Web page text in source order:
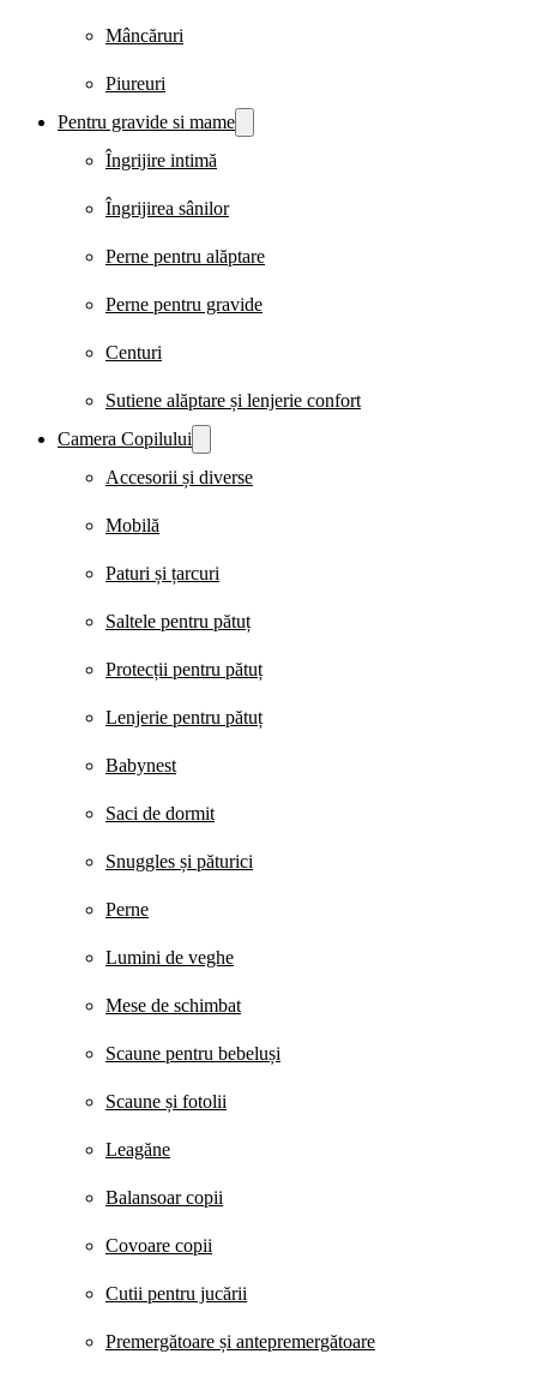
Mâncăruri
Piureuri
Pentru gravide si mame
Îngrijire intimă
Îngrijirea sânilor
Perne pentru alăptare
Perne pentru gravide
Centuri
Sutiene alăptare și lenjerie confort
Camera Copilului
Accesorii și diverse
Mobilă
Paturi și țarcuri
Saltele pentru pătuț
Protecții pentru pătuț
Lenjerie pentru pătuț
Babynest
Saci de dormit
Snuggles și păturici
Perne
Lumini de veghe
Mese de schimbat
Scaune pentru bebeluși
Scaune și fotolii
Leagăne
Balansoar copii
Covoare copii
Cutii pentru jucării
Premergătoare și antepremergătoare